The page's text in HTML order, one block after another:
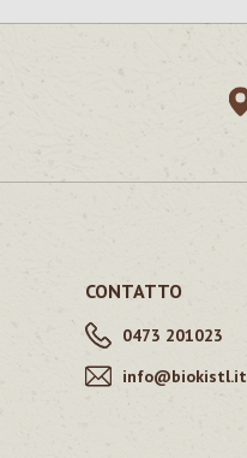
CONTATTO
0473 201023
info@biokistl.it